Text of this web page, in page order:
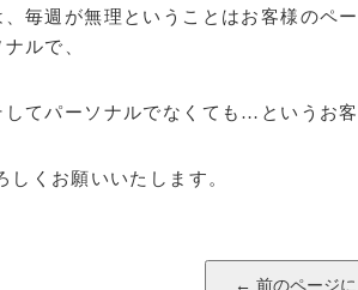
、毎週が無理ということはお客様のペ
ルで、
てパーソナルでなくても…というお
しくお願いいたします。